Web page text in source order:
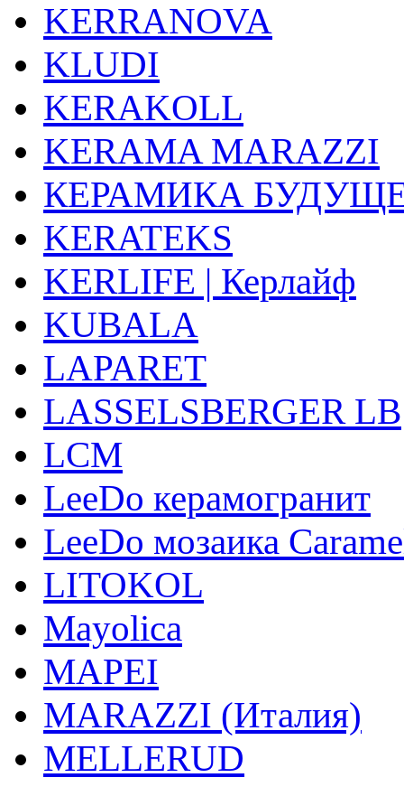
KERRANOVA
KLUDI
KERAKOLL
KERAMA MARAZZI
КЕРАМИКА
KERATEKS
KERLIFE | Керлайф
KUBALA
LAPARET
LASSELSBERGER LB
LCM
LeeDo керамогранит
LeeDo мозаика
LITOKOL
Mayolica
MAPEI
MARAZZI (Италия)
MELLERUD